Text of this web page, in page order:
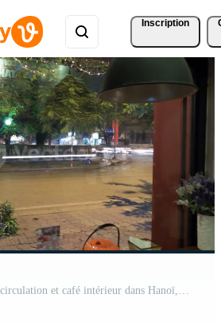
Inscription
laps de temps de route circulation et café intérieur dans Hanoï, vietnam